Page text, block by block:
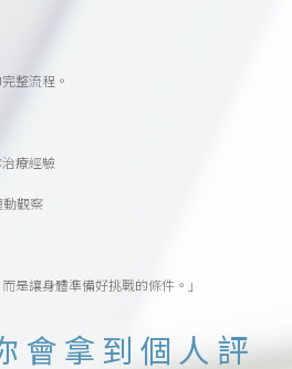
整流程。
療經驗
觀察
是讓身體準備好挑戰的條件。」
會拿到個人評